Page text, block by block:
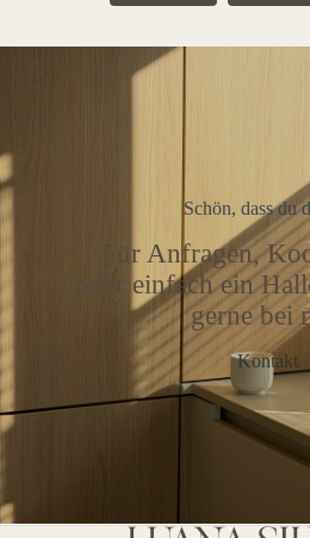
Schön, dass du
Für Anfragen,
oder einfach ein
gerne bei
Kontakt